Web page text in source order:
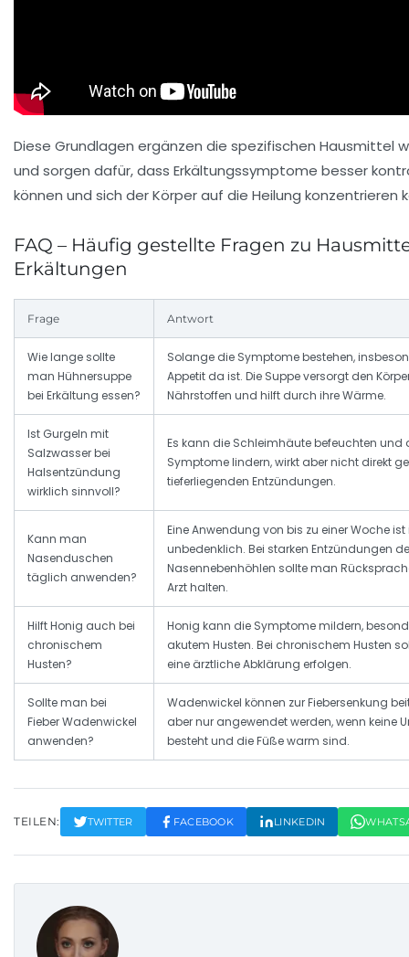
Diese Grundlagen ergänzen die spezifischen Hausmittel
und sorgen dafür, dass Erkältungssymptome besser
können und sich der Körper auf die Heilung konzentrieren
FAQ – Häufig gestellte Fragen zu
Erkältungen
Frage Antwort
Wie lange sollte
man Hühnersuppe
bei Erkältung essen?
Solange die Symptome bestehen,
Appetit da ist. Die Suppe versorgt den
Nährstoffen und hilft durch ihre Wärme.
Ist Gurgeln mit
Salzwasser bei
Halsentzündung
wirklich sinnvoll?
Es kann die Schleimhäute befeuchten und
Symptome lindern, wirkt aber nicht direkt
tieferliegenden Entzündungen.
Kann man
Nasenduschen
täglich anwenden?
Eine Anwendung von bis zu einer Woche ist
unbedenklich. Bei starken Entzündungen
Nasennebenhöhlen sollte man
Arzt halten.
Hilft Honig auch bei
chronischem
Husten?
Honig kann die Symptome mildern,
akutem Husten. Bei chronischem Husten
eine ärztliche Abklärung erfolgen.
Sollte man bei
Fieber Wadenwickel
anwenden?
Wadenwickel können zur Fiebersenkung
aber nur angewendet werden, wenn keine
besteht und die Füße warm sind.
TEILEN: TWITTER FACEBOOK LINKEDIN